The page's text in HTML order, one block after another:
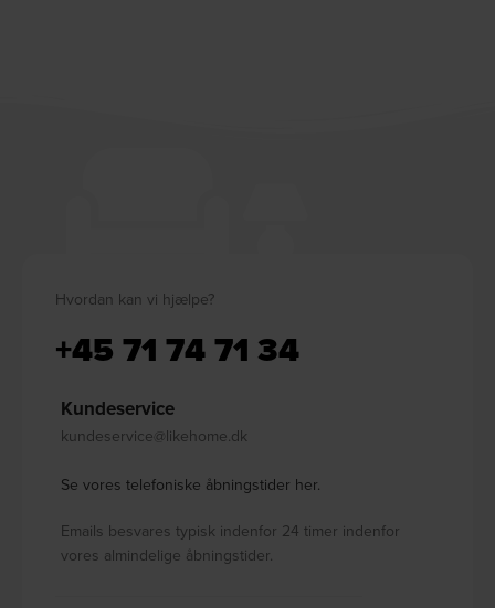
Hvordan kan vi hjælpe?
+45 71 74 71 34
Kundeservice
kundeservice@likehome.dk
Se vores telefoniske åbningstider her.
Emails besvares typisk indenfor 24 timer indenfor
vores almindelige åbningstider.